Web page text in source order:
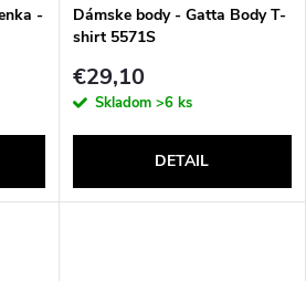
-
Dámske body - Gatta Body T-
shirt 5571S
€29,10
Skladom >6 ks
DETAIL